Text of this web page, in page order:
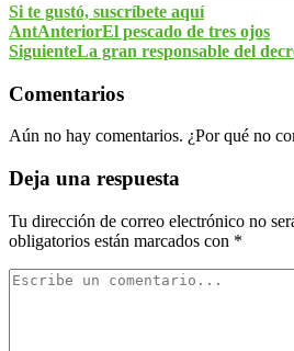
Si te gustó, suscríbete aquí
AntAnteriorEl pescado de tres ojos
SiguienteLa gran responsable del
Comentarios
Aún no hay comentarios. ¿Por qué no
Deja una respuesta
Tu dirección de correo electrónico no
obligatorios están marcados con *